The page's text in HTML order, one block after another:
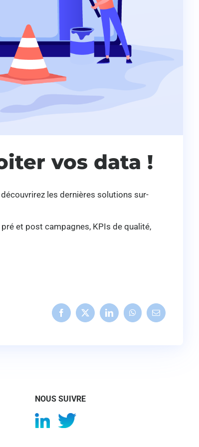
vos data !
les dernières solutions sur-
et post campagnes, KPIs de qualité,
NOUS SUIVRE